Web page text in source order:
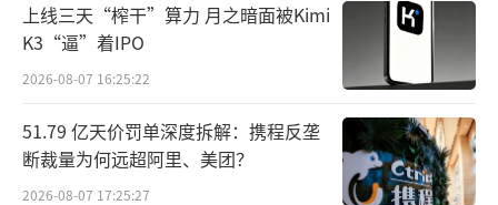
上线三天“榨干”算力 月之暗面被Kimi
K3“逼”着IPO
2026-08-07 16:25:22
51.79 亿天价罚单深度拆解：携程反垄
断裁量为何远超阿里、美团？
2026-08-07 17:25:27